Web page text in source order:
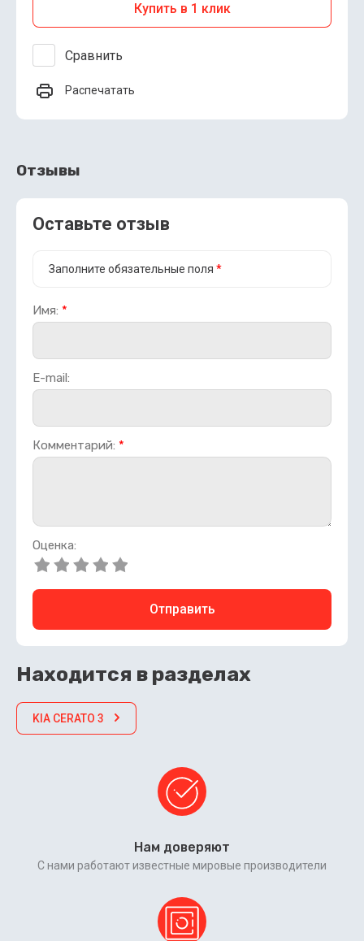
Купить в 1 клик
Сравнить
Распечатать
Отзывы
Оставьте отзыв
Заполните обязательные поля *
Имя: *
E-mail:
Комментарий: *
Оценка:
Отправить
Находится в разделах
KIA CERATO 3
Нам доверяют
С нами работают известные мировые производители